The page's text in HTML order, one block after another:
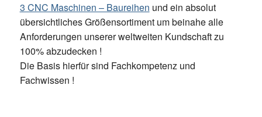
3 CNC Maschinen – Baureihen und ein absolut
übersichtliches Größensortiment um beinahe alle
Anforderungen unserer weltweiten Kundschaft zu
100% abzudecken !
Die Basis hierfür sind Fachkompetenz und
Fachwissen !